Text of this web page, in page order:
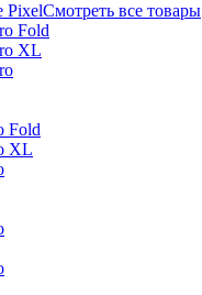
PixelСмотреть все товары
Fold
XL
Fold
XL